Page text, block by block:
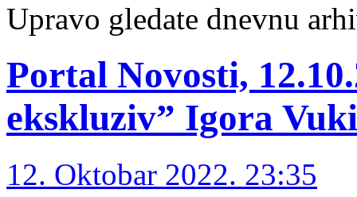
Upravo gledate dnevnu
Portal Novosti,
ekskluziv” Igora
12. Oktobar 2022. 23:35